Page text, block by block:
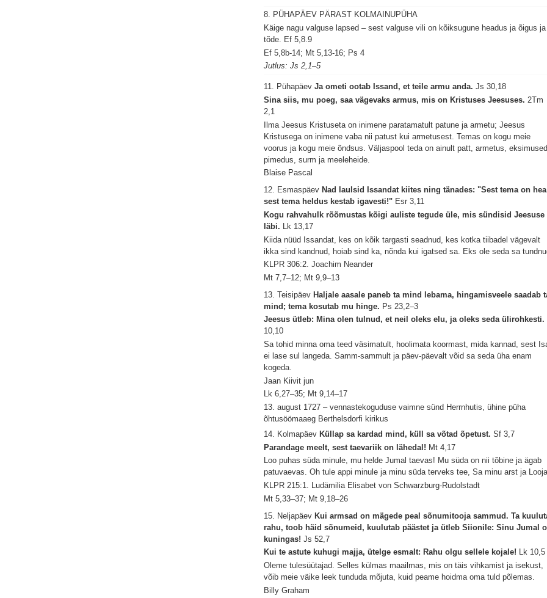
8. PÜHAPÄEV PÄRAST KOLMAINUPÜHA
Käige nagu valguse lapsed – sest valguse vili on kõiksugune headus ja õigus ja
tõde. Ef 5,8.9
Ef 5,8b-14; Mt 5,13-16; Ps 4
Jutlus: Js 2,1–5
11. PühapäevJa ometi ootab Issand, et teile armu anda.Js 30,18
Sina siis, mu poeg, saa vägevaks armus, mis on Kristuses Jeesuses.2Tm
2,1
Ilma Jeesus Kristuseta on inimene paratamatult patune ja armetu; Jeesus
Kristusega on inimene vaba nii patust kui armetusest. Temas on kogu meie
voorus ja kogu meie õndsus. Väljaspool teda on ainult patt, armetus, eksimused,
pimedus, surm ja meeleheide.
Blaise Pascal
12. Esmaspäev Nad laulsid Issandat kiites ning tänades: "Sest tema on
sest tema heldus kestab igavesti!" Esr 3,11
Kogu rahvahulk rõõmustas kõigi auliste tegude üle, mis sündisid Jeesuse
läbi.
Lk 13,17
Kiida nüüd Issandat, kes on kõik targasti seadnud, kes kotka tiibadel vägevalt
ikka sind kandnud, hoiab sind ka, nõnda kui igatsed sa. Eks ole seda sa
KLPR 306:2. Joachim Neander
Mt 7,7–12; Mt 9,9–13
13. Teisipäev Haljale aasale paneb ta mind lebama, hingamisveele saadab
mind; tema kosutab mu hinge. Ps 23,2–3
Jeesus ütleb: Mina olen tulnud, et neil oleks elu, ja oleks seda ülirohkesti.
10,10
Sa tohid minna oma teed väsimatult, hoolimata koormast, mida kannad, sest
ei lase sul langeda. Samm-sammult ja päev-päevalt võid sa seda üha enam
kogeda.
Jaan Kiivit jun
Lk 6,27–35; Mt 9,14–17
13. august 1727 – vennastekoguduse vaimne sünd Herrnhutis, ühine püha
õhtusöömaaeg Berthelsdorfi kirikus
14. Kolmapäev Küllap sa kardad mind, küll sa võtad õpetust.Sf 3,7
Parandage meelt, sest taevariik on lähedal! Mt 4,17
Loo puhas süda minule, mu helde Jumal taevas! Mu süda on nii tõbine ja ägab
patuvaevas. Oh tule appi minule ja minu süda terveks tee, Sa minu arst ja
KLPR 215:1. Ludämilia Elisabet von Schwarzburg-Rudolstadt
Mt 5,33–37; Mt 9,18–26
15. Neljapäev Kui armsad on mägede peal sõnumitooja sammud. Ta
rahu, toob häid sõnumeid, kuulutab päästet ja ütleb Siionile: Sinu Jumal
kuningas!Js 52,7
Kui te astute kuhugi majja, ütelge esmalt: Rahu olgu sellele kojale! Lk 10,5
Oleme tulesüütajad. Selles külmas maailmas, mis on täis vihkamist ja isekust,
võib meie väike leek tunduda mõjuta, kuid peame hoidma oma tuld põlemas.
Billy Graham